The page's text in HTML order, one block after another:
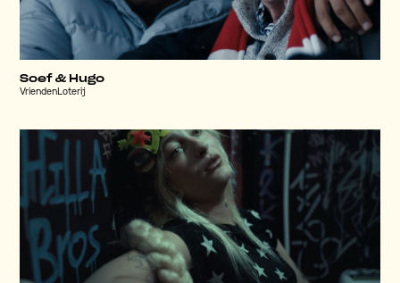
Soef & Hugo
VriendenLoterij